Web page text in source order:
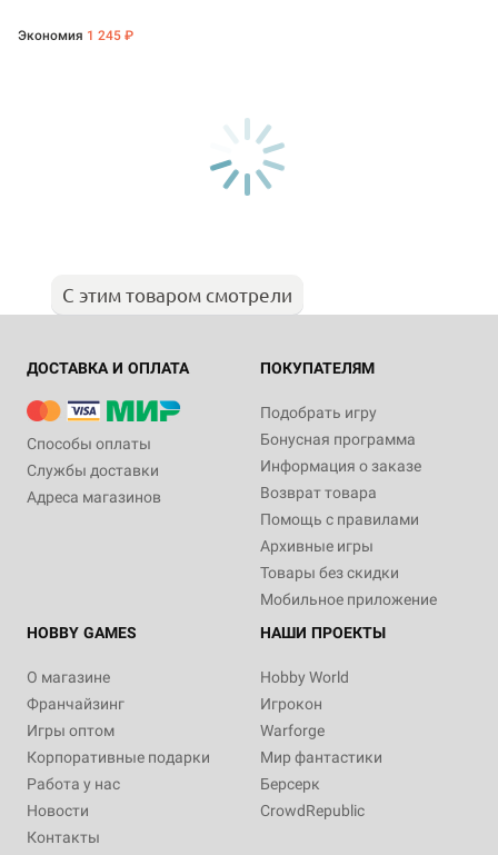
Экономия 1 245 ₽
С этим товаром смотрели
ДОСТАВКА И ОПЛАТА
Способы оплаты
Службы доставки
Адреса магазинов
ПОКУПАТЕЛЯМ
Подобрать игру
Бонусная программа
Информация о заказе
Возврат товара
Помощь с правилами
Архивные игры
Товары без скидки
Мобильное приложение
HOBBY GAMES
О магазине
Франчайзинг
Игры оптом
Корпоративные подарки
Работа у нас
Новости
Контакты
НАШИ ПРОЕКТЫ
Hobby World
Игрокон
Warforge
Мир фантастики
Берсерк
CrowdRepublic